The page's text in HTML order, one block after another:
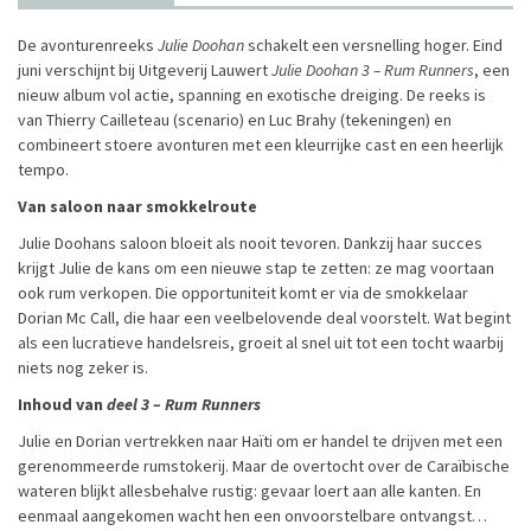
De avonturenreeks Julie Doohanschakelt een versnelling hoger. Eind
juni verschijnt bij Uitgeverij LauwertJulie Doohan 3 –Rum Runners, een
nieuw album vol actie, spanning en exotische dreiging. De reeks is
van Thierry Cailleteau (scenario) en Luc Brahy (tekeningen) en
combineert stoere avonturen met een kleurrijke cast en een heerlijk
tempo.
Van saloon naar smokkelroute
Julie Doohans saloon bloeit als nooit tevoren. Dankzij haar succes
krijgt Julie de kans om een nieuwe stap te zetten: ze mag voortaan
ook rum verkopen. Die opportuniteit komt er via de smokkelaar
Dorian Mc Call, die haar een veelbelovende deal voorstelt. Wat begint
als een lucratieve handelsreis, groeit al snel uit tot een tocht waarbij
niets nog zeker is.
Inhoud van deel 3 – Rum Runners
Julie en Dorian vertrekken naar Haïti om er handel te drijven met een
gerenommeerde rumstokerij. Maar de overtocht over de Caraïbische
wateren blijkt allesbehalve rustig: gevaar loert aan alle kanten. En
eenmaal aangekomen wacht hen een onvoorstelbare ontvangst…